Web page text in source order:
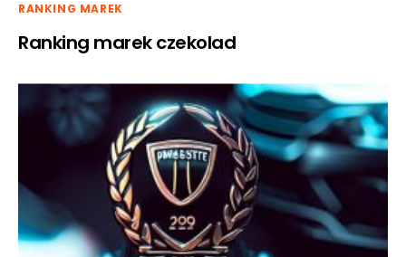
RANKING MAREK
Ranking marek czekolad